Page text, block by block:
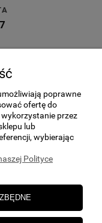
poprawne
ofertę do
przez
lub
wybierając
Polityce